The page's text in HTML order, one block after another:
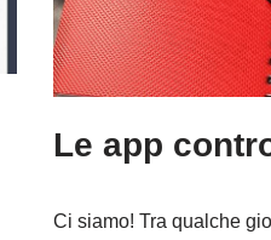
Le app
Ci siamo! Tra qualche